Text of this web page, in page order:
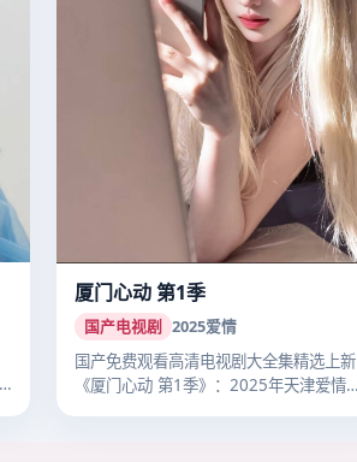
厦门心动 第1季
国产电视剧 2025爱情
国产免费观看高清电视剧大全集精选上新
《厦门心动 第1季》：2025年天津爱情热